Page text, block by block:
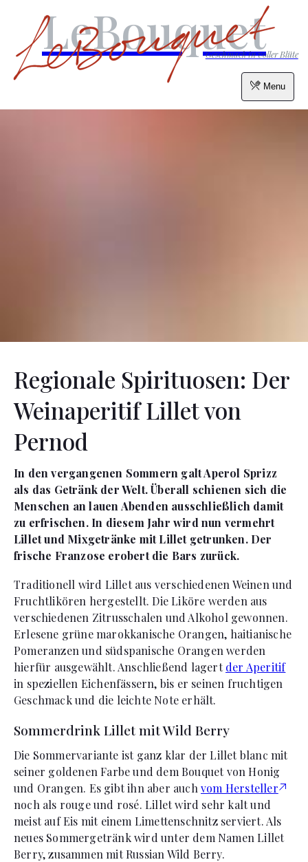
Menu
LeBouquet
Geschmack in voller Blüte
Regionale Spirituosen: Der
Weinaperitif Lillet von
Pernod
In den vergangenen Sommern galt Aperol Sprizz
als das Getränk der Welt. Überall schienen sich die
Menschen an lauen Abenden ausschließlich damit
zu erfrischen. In diesem Jahr wird nun vermehrt
Lillet und Mixgetränke mit Lillet getrunken. Der
frische Franzose erobert die Bars zurück.
Traditionell wird Lillet aus verschiedenen Weinen und
Fruchtlikören hergestellt. Die Liköre werden aus
verschiedenen Zitrusschalen und Alkohol gewonnen.
Erlesene grüne marokkanische Orangen, haitianische
Pomeranzen und südspanische Orangen werden
hierfür ausgewählt. Anschließend lagertder Aperitif
in speziellen Eichenfässern, bis er seinen fruchtigen
Geschmack und die leichte Note erhält.
Sommerdrink Lillet mit Wild Berry
Die Sommervariante ist ganz klar der Lillet blanc mit
seiner goldenen Farbe und dem Bouquet von Honig
und Orangen. Es gibt ihn aber auch vom Hersteller
noch als rouge und rosé. Lillet wird sehr kalt und
meist auf Eis mit einem Limettenschnitz serviert. Als
neues Sommergetränk wird unter dem Namen Lillet
Berry, zusammen mit Russian Wild Berry.